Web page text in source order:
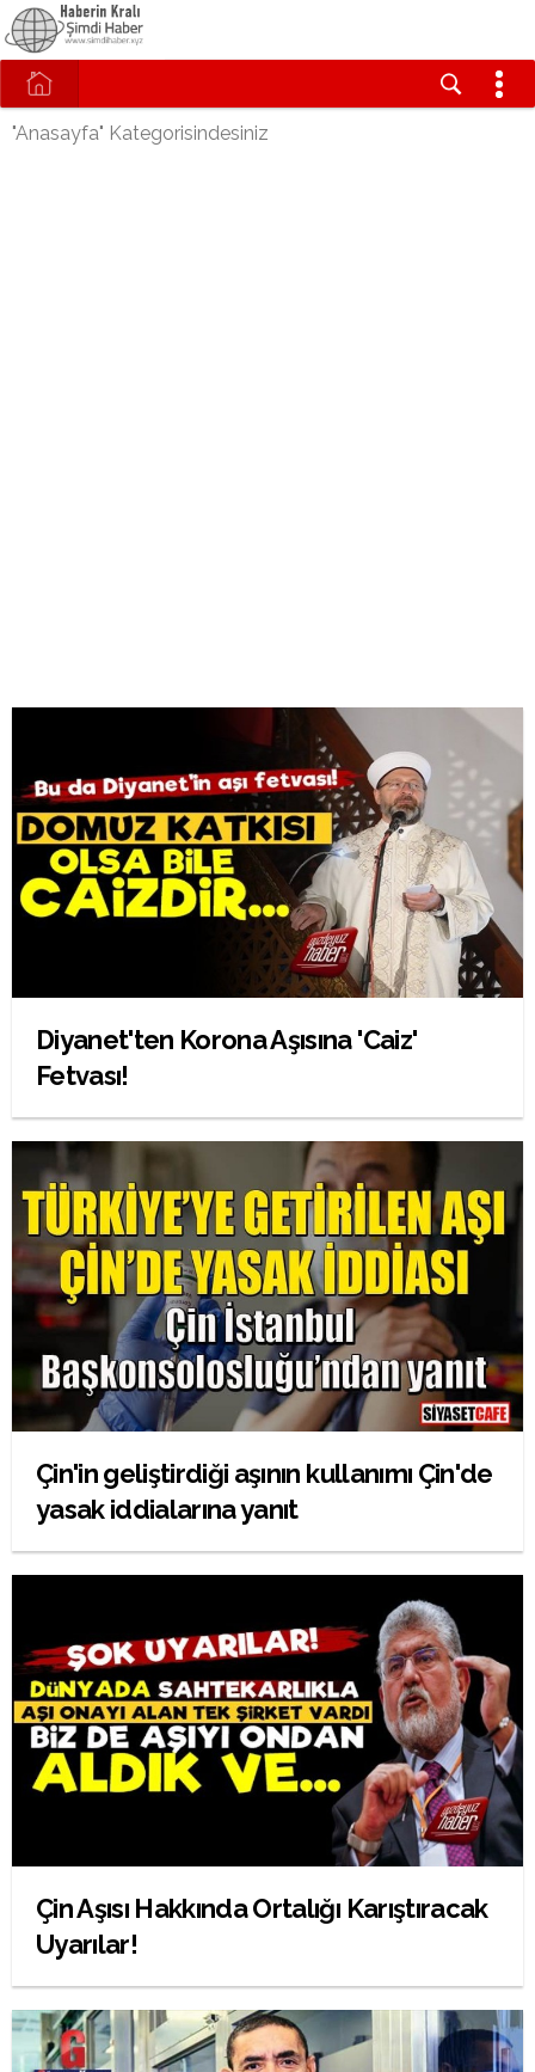
"Anasayfa" Kategorisindesiniz
Diyanet'ten Korona Aşısına 'Caiz'
Fetvası!
Çin'in geliştirdiği aşının kullanımı Çin'de
yasak iddialarına yanıt
Çin Aşısı Hakkında Ortalığı Karıştıracak
Uyarılar!